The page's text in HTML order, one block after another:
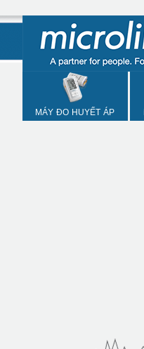
MÁY ĐO HUYẾT ÁP